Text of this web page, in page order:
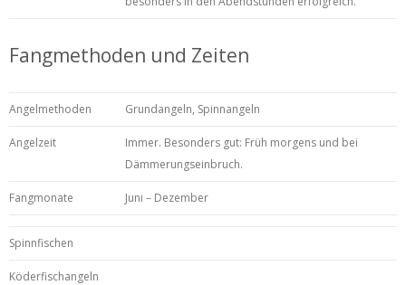
Fangmethoden und Zeiten
Angelmethoden Grundangeln, Spinnangeln
Angelzeit
Immer. Besonders gut: Früh morgens und bei
Dämmerungseinbruch.
Fangmonate Juni – Dezember
Spinnfischen
Köderfischangeln